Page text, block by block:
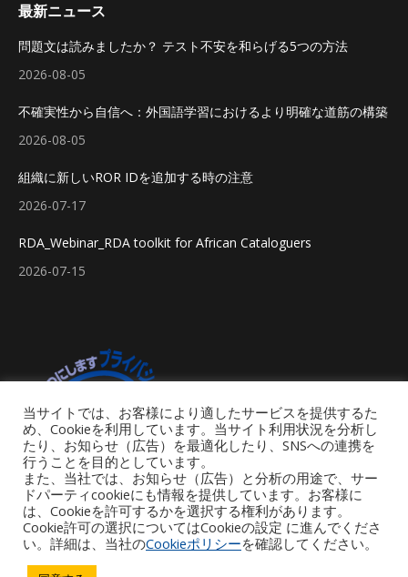
最新ニュース
問題文は読みましたか？ テスト不安を和らげる5つの方法
2026-08-05
不確実性から自信へ：外国語学習におけるより明確な道筋の構築
2026-08-05
組織に新しいROR IDを追加する時の注意
2026-07-17
RDA_Webinar_RDA toolkit for African Cataloguers
2026-07-15
当サイトでは、お客様により適したサービスを提供するた
め、Cookieを利用しています。当サイト利用状況を分析し
たり、お知らせ（広告）を最適化したり、SNSへの連携を
行うことを目的としています。
また、当社では、お知らせ（広告）と分析の用途で、サー
ドパーティcookieにも情報を提供しています。お客様に
は、Cookieを許可するかを選択する権利があります。
Cookie許可の選択についてはCookieの設定 に進んでくださ
い。詳細は、当社のCookieポリシーを確認してください。